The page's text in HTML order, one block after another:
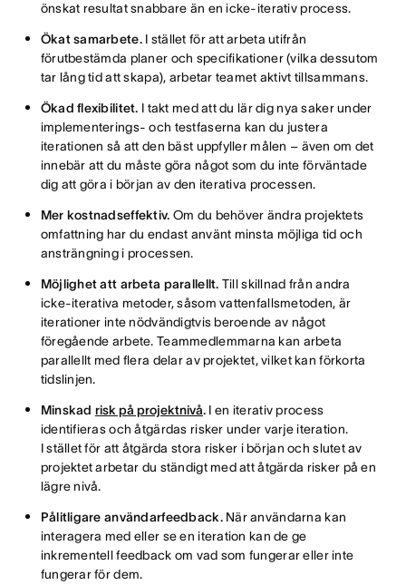
önskat resultat snabbare än en icke-iterativ process.
Ökat samarbete. I stället för att arbeta utifrån
förutbestämda planer och specifikationer (vilka dessutom
tar lång tid att skapa), arbetar teamet aktivt tillsammans.
Ökad flexibilitet. I takt med att du lär dig nya saker under
implementerings- och testfaserna kan du justera
iterationen så att den bäst uppfyller målen – även om det
innebär att du måste göra något som du inte förväntade
dig att göra i början av den iterativa processen.
Mer kostnadseffektiv. Om du behöver ändra projektets
omfattning har du endast använt minsta möjliga tid och
ansträngning i processen.
Möjlighet att arbeta parallellt. Till skillnad från andra
icke-iterativa metoder, såsom vattenfallsmetoden, är
iterationer inte nödvändigtvis beroende av något
föregående arbete. Teammedlemmarna kan arbeta
parallellt med flera delar av projektet, vilket kan förkorta
tidslinjen.
Minskad risk på projektnivå. I en iterativ process
identifieras och åtgärdas risker under varje iteration.
I stället för att åtgärda stora risker i början och slutet av
projektet arbetar du ständigt med att åtgärda risker på en
lägre nivå.
Pålitligare användarfeedback.När användarna kan
interagera med eller se en iteration kan de ge
inkrementell feedback om vad som fungerar eller inte
fungerar för dem.